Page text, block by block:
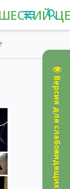
Версия для слабовидящих
09:57